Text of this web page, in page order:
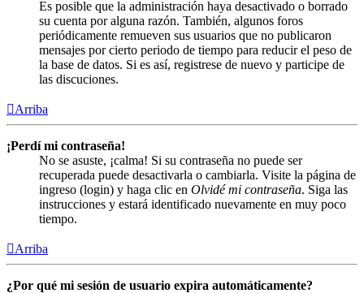
Es posible que la administración haya desactivado o borrado
su cuenta por alguna razón. También, algunos foros
periódicamente remueven sus usuarios que no publicaron
mensajes por cierto periodo de tiempo para reducir el peso de
la base de datos. Si es así, registrese de nuevo y participe de
las discuciones.
Arriba
¡Perdí mi contraseña!
No se asuste, ¡calma! Si su contraseña no puede ser
recuperada puede desactivarla o cambiarla. Visite la página de
ingreso (login) y haga clic en Olvidé mi contraseña. Siga las
instrucciones y estará identificado nuevamente en muy poco
tiempo.
Arriba
¿Por qué mi sesión de usuario expira automáticamente?